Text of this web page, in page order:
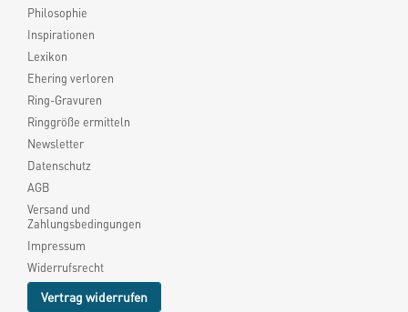
Philosophie
Inspirationen
Lexikon
Ehering verloren
Ring-Gravuren
Ringgröße ermitteln
Newsletter
Datenschutz
AGB
Versand und
Zahlungsbedingungen
Impressum
Widerrufsrecht
Vertrag widerrufen